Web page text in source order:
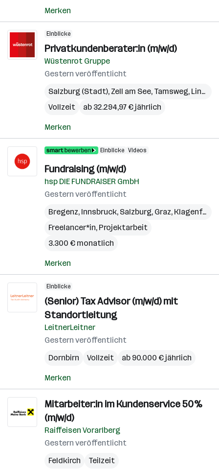
Merken
Einblicke
Privatkundenberater:in (m/w/d)
Wüstenrot Gruppe
Gestern veröffentlicht
Salzburg (Stadt), Zell am See, Tamsweg, Linz
Vollzeit
ab 32.294,97 € jährlich
Merken
Einblicke Videos
Fundraising (m/w/d)
hsp DIE FUNDRAISER GmbH
Gestern veröffentlicht
Bregenz, Innsbruck, Salzburg, Graz, Klagenfurt
Freelancer*in, Projektarbeit
3.300 € monatlich
Merken
Einblicke
(Senior) Tax Advisor (m/w/d) mit
Standortleitung
LeitnerLeitner
Gestern veröffentlicht
Dornbirn
Vollzeit ab 90.000 € jährlich
Merken
Mitarbeiter:in im Kundenservice 50%
(m/w/d)
Raiffeisen Vorarlberg
Gestern veröffentlicht
Feldkirch
Teilzeit